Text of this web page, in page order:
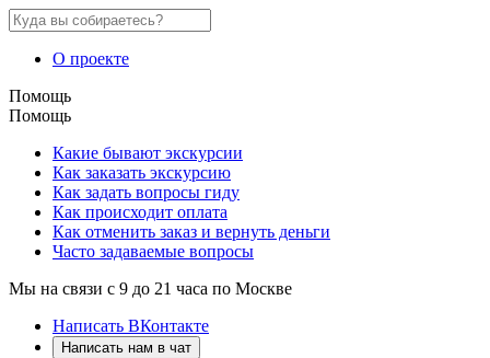
О проекте
Помощь
Помощь
Какие бывают экскурсии
Как заказать экскурсию
Как задать вопросы гиду
Как происходит оплата
Как отменить заказ и вернуть деньги
Часто задаваемые вопросы
Мы на связи с 9 до 21 часа по Москве
Написать ВКонтакте
Написать нам в чат